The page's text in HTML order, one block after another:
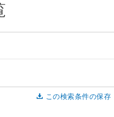
この検索条件の保存